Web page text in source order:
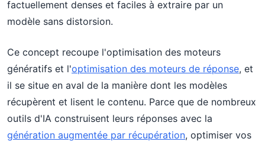
factuellement denses et faciles à extraire par un
modèle sans distorsion.
Ce concept recoupe l'optimisation des moteurs
génératifs et l'optimisation des moteurs de réponse, et
il se situe en aval de la manière dont les modèles
récupèrent et lisent le contenu. Parce que de nombreux
outils d'IA construisent leurs réponses avec la
génération augmentée par récupération, optimiser vos